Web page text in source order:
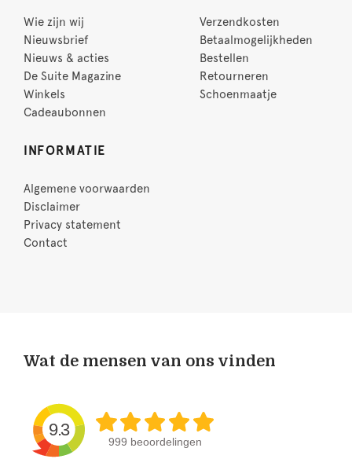
Wie zijn wij
Nieuwsbrief
Nieuws & acties
De Suite Magazine
Winkels
Cadeaubonnen
Verzendkosten
Betaalmogelijkheden
Bestellen
Retourneren
Schoenmaatje
INFORMATIE
Algemene voorwaarden
Disclaimer
Privacy statement
Contact
Wat de mensen van ons vinden
9.3
999 beoordelingen